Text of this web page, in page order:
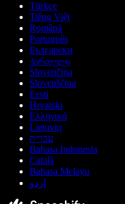
Türkçe
Tiếng Việt
Română
Português
Български
ქართული
Slovenčina
Slovenščina
Eesti
Hrvatski
Ελληνικά
Lietuvių
עברית
Bahasa Indonesia
Català
Bahasa Melayu
اردو